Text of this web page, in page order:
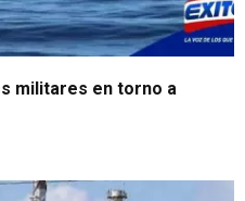
militares en torno a